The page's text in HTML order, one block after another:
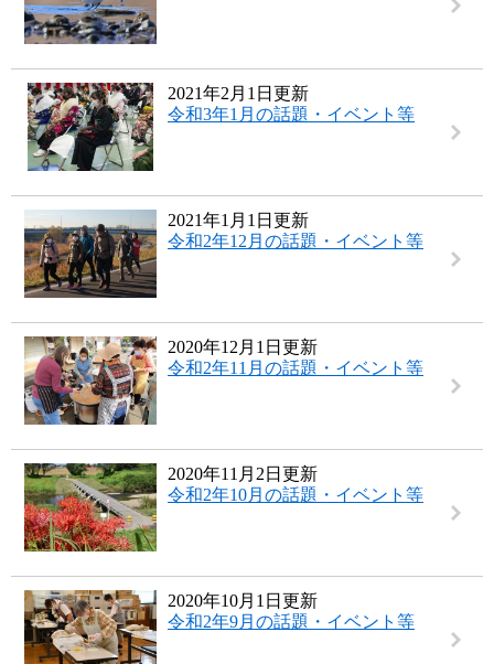
2021年2月1日更新
令和3年1月の話題・イベント等
2021年1月1日更新
令和2年12月の話題・イベント等
2020年12月1日更新
令和2年11月の話題・イベント等
2020年11月2日更新
令和2年10月の話題・イベント等
2020年10月1日更新
令和2年9月の話題・イベント等